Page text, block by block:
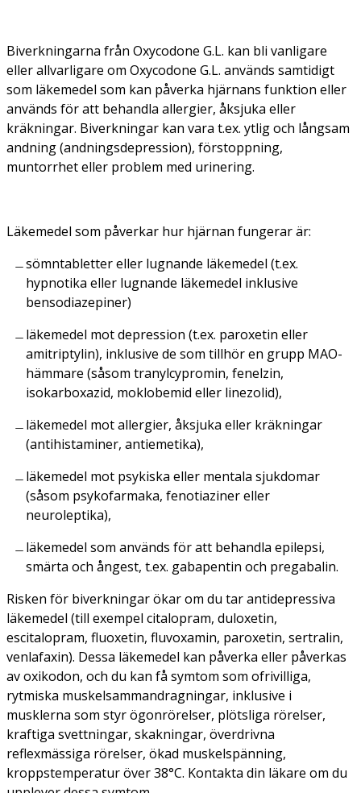
Biverkningarna från Oxycodone G.L. kan bli vanligare
eller allvarligare om Oxycodone G.L. används samtidigt
som läkemedel som kan påverka hjärnans funktion eller
används för att behandla allergier, åksjuka eller
kräkningar. Biverkningar kan vara t.ex. ytlig och långsam
andning (andningsdepression), förstoppning,
muntorrhet eller problem med urinering.
Läkemedel som påverkar hur hjärnan fungerar är:
sömntabletter eller lugnande läkemedel (t.ex.
hypnotika eller lugnande läkemedel inklusive
bensodiazepiner)
läkemedel mot depression (t.ex. paroxetin eller
amitriptylin), inklusive de som tillhör en grupp MAO-
hämmare (såsom tranylcypromin, fenelzin,
isokarboxazid, moklobemid eller linezolid),
läkemedel mot allergier, åksjuka eller kräkningar
(antihistaminer, antiemetika),
läkemedel mot psykiska eller mentala sjukdomar
(såsom psykofarmaka, fenotiaziner eller
neuroleptika),
läkemedel som används för att behandla epilepsi,
smärta och ångest, t.ex. gabapentin och pregabalin.
Risken för biverkningar ökar om du tar antidepressiva
läkemedel (till exempel citalopram, duloxetin,
escitalopram, fluoxetin, fluvoxamin, paroxetin, sertralin,
venlafaxin). Dessa läkemedel kan påverka eller påverkas
av oxikodon, och du kan få symtom som ofrivilliga,
rytmiska muskelsammandragningar, inklusive i
musklerna som styr ögonrörelser, plötsliga rörelser,
kraftiga svettningar, skakningar, överdrivna
reflexmässiga rörelser, ökad muskelspänning,
kroppstemperatur över 38°C. Kontakta din läkare om du